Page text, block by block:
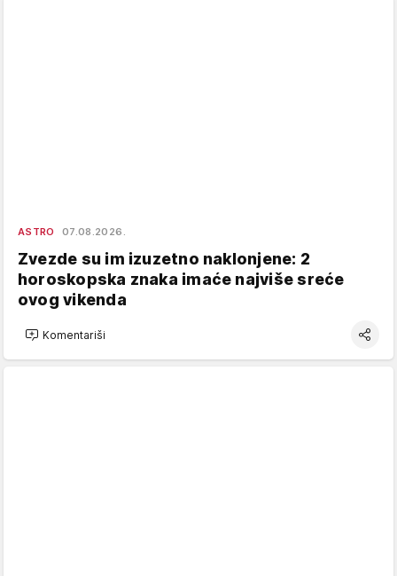
ASTRO 07.08.2026.
Zvezde su im izuzetno naklonjene: 2
horoskopska znaka imaće najviše sreće
ovog vikenda
Komentariši